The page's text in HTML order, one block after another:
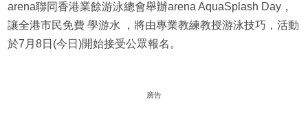
arena聯同香港業餘游泳總會舉辦arena AquaSplash Day，
讓全港市民免費 學游水 ，將由專業教練教授游泳技巧，活動
於7月8日(今日)開始接受公眾報名。
廣告